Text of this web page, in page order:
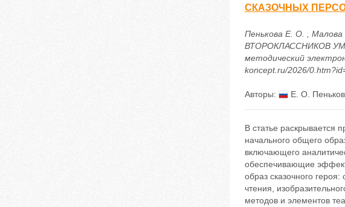
СКАЗОЧНЫХ
Пенькова Е. О. ,
ВТОРОКЛАССНИКОВ
методический
koncept.ru/2026/
Авторы: Е. О.
В статье раскрывается
начального общего
включающего
обеспечивающие
образ сказочного
чтения,
методов и элементов